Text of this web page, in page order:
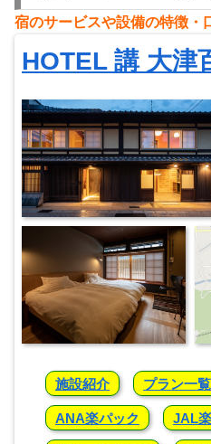
宿のサービスや設備の特徴・
HOTEL 講 大津
施設紹介 プラン一覧
ANA楽パック JAL